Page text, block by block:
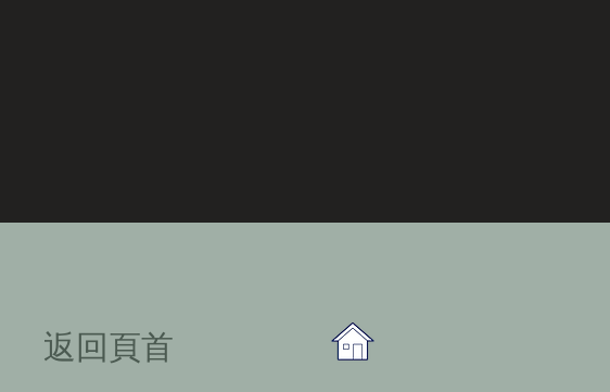
​返回頁首